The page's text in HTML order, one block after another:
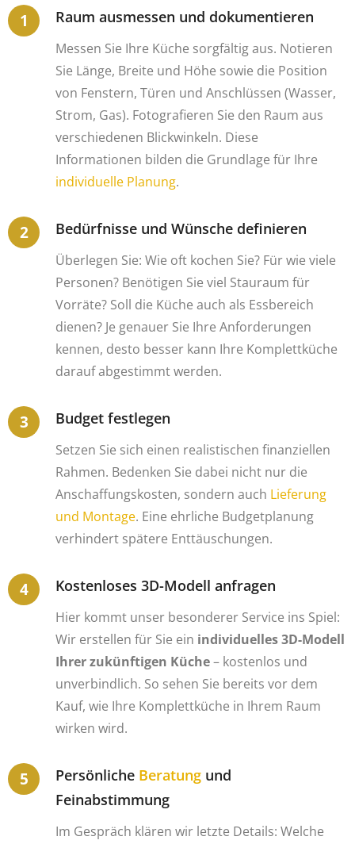
Raum ausmessen und dokumentieren
Messen Sie Ihre Küche sorgfältig aus. Notieren
Sie Länge, Breite und Höhe sowie die Position
von Fenstern, Türen und Anschlüssen (Wasser,
Strom, Gas). Fotografieren Sie den Raum aus
verschiedenen Blickwinkeln. Diese
Informationen bilden die Grundlage für Ihre
individuelle Planung.
Bedürfnisse und Wünsche definieren
Überlegen Sie: Wie oft kochen Sie? Für wie viele
Personen? Benötigen Sie viel Stauraum für
Vorräte? Soll die Küche auch als Essbereich
dienen? Je genauer Sie Ihre Anforderungen
kennen, desto besser kann Ihre Komplettküche
darauf abgestimmt werden.
Budget festlegen
Setzen Sie sich einen realistischen finanziellen
Rahmen. Bedenken Sie dabei nicht nur die
Anschaffungskosten, sondern auch Lieferung
und Montage. Eine ehrliche Budgetplanung
verhindert spätere Enttäuschungen.
Kostenloses 3D-Modell anfragen
Hier kommt unser besonderer Service ins Spiel:
Wir erstellen für Sie ein individuelles 3D-Modell
Ihrer zukünftigen Küche– kostenlos und
unverbindlich. So sehen Sie bereits vor dem
Kauf, wie Ihre Komplettküche in Ihrem Raum
wirken wird.
Persönliche Beratung und
Feinabstimmung
Im Gespräch klären wir letzte Details: Welche